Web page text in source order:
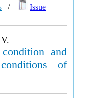
/
Issue
and
of